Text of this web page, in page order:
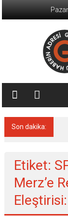
Son dakika:
Etiket:
Merz’e
Eleştirisi: